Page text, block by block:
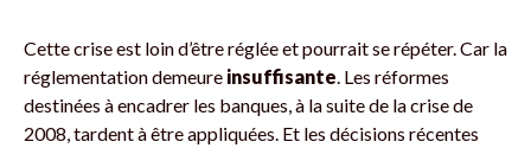
Cette crise est loin d’être réglée et pourrait se répéter. Car la
réglementation demeure insuffisante . Les réformes
destinées à encadrer les banques, à la suite de la crise de
2008, tardent à être appliquées. Et les décisions récentes